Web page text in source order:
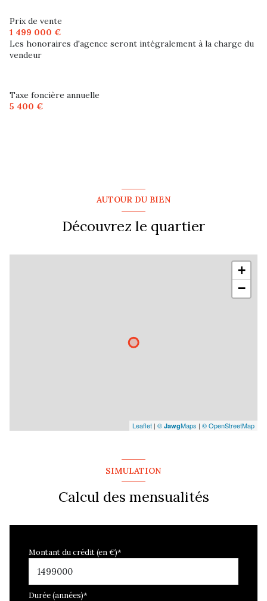
1 niveau(x)
arboré
Prix de vente
1 499 000 €
Les honoraires d'agence seront intégralement à la charge du
vendeur
Taxe foncière annuelle
5 400 €
AUTOUR DU BIEN
Découvrez le quartier
+
−
Leaflet | © JawgMaps | © OpenStreetMap
SIMULATION
Calcul des mensualités
Montant du crédit (en €)*
Durée (années)*